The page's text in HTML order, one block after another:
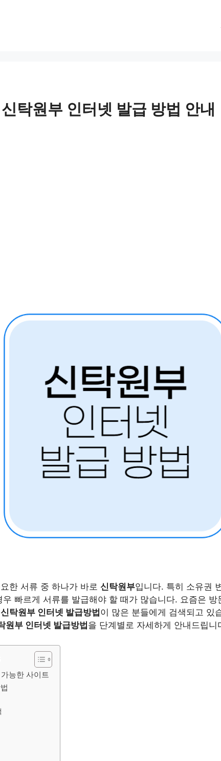
탁원부 인터넷 발급 방법 안내
한 서류 중 하나가 바로 신탁원부입니다. 특히 소유권
빠르게 서류를 발급해야 할 때가 많습니다. 요즘은
신탁원부 인터넷 발급방법 이 많은 분들에게 검색되고 있
원부 인터넷 발급방법 을 단계별로 자세하게 안내드립니
능한 사이트